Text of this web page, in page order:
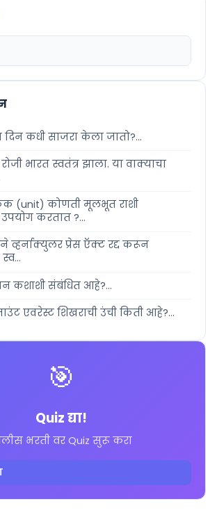
दिन कधी साजरा केला जातो?...
भारत स्वतंत्र झाला. या वाक्याचा
(unit) कोणती मूलभूत राशी
करतात ?...
व्हर्नाक्युलर प्रेस ऍक्ट रद्द करून
कशाशी संबंधित आहे?...
एवरेस्ट शिखराची उंची किती आहे?...
🎯
Quiz द्या!
भरती वर Quiz सुरू करा